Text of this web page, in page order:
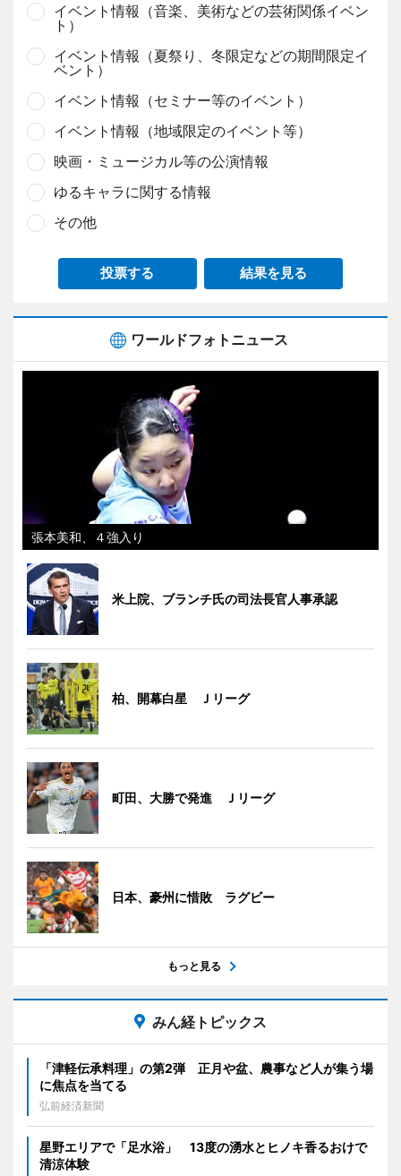
イベント情報（音楽、美術などの芸術関係イベン
ト）
イベント情報（夏祭り、冬限定などの期間限定イ
ベント）
イベント情報（セミナー等のイベント）
イベント情報（地域限定のイベント等）
映画・ミュージカル等の公演情報
ゆるキャラに関する情報
その他
投票する 結果を見る
ワールドフォトニュース
張本美和、４強入り
米上院、ブランチ氏の司法長官人事承認
柏、開幕白星 Ｊリーグ
町田、大勝で発進 Ｊリーグ
日本、豪州に惜敗 ラグビー
もっと見る
みん経トピックス
「津軽伝承料理」の第2弾 正月や盆、農事など人が集う場
に焦点を当てる
弘前経済新聞
星野エリアで「足水浴」 13度の湧水とヒノキ香るおけで
清涼体験